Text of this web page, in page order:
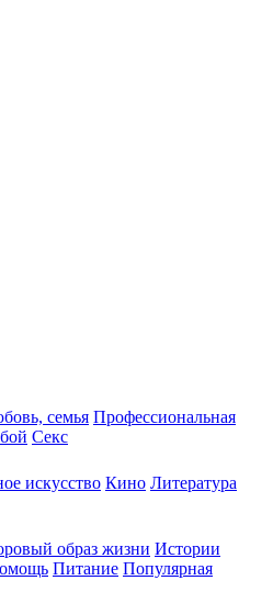
семья Профессиональная
Секс
искусство Кино Литература
образ жизни Истории
Питание Популярная